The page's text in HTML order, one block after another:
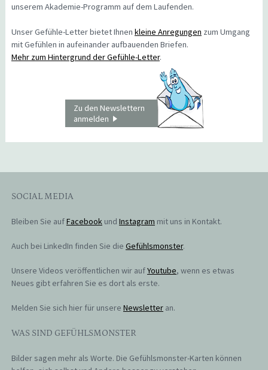
unserem Akademie-Programm auf dem Laufenden.
Unser Gefühle-Letter bietet Ihnen kleine Anregungen zum Umgang
mit Gefühlen in aufeinander aufbauenden Briefen.
Mehr zum Hintergrund der Gefühle-Letter.
Zu den Newslettern
anmelden
SOCIAL MEDIA
Bleiben Sie aufFacebookund Instagram mit uns in Kontakt.
Auch bei LinkedIn finden Sie die Gefühlsmonster.
Unsere Videos veröffentlichen wir aufYoutube, wenn es etwas
Neues gibt erfahren Sie es dort als erste.
Melden Sie sich hier für unsere Newsletteran.
WAS SIND GEFÜHLSMONSTER
Bilder sagen mehr als Worte. Die Gefühlsmonster-Karten können